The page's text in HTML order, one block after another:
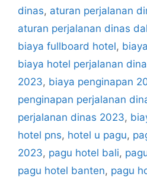
dinas, aturan perjalanan
aturan perjalanan dinas
biaya fullboard hotel,
biaya hotel perjalanan
2023, biaya penginapan
penginapan perjalanan
perjalanan dinas 2023,
hotel pns, hotel u pagu,
2023, pagu hotel bali,
pagu hotel banten, pagu